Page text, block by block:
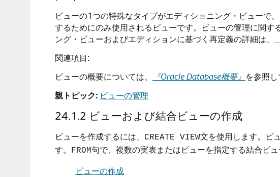
ビューの1つの特殊なタイプがエディショニング・ビューで
するためにのみ使用されるビューです。ビューの管理に関
ング・ビューおよびエディションに基づく再定義の詳細は、
関連項目:
ビューの概要については、
『Oracle Database概要』 を参照し
親トピック: ビューの管理
24.1.2 ビューおよび結合ビューの作成
ビューを作成するには、 CREATE VIEW文を使用します。ビ
す。
FROM句で、複数の実表またはビューを指定する結合ビュ
ビューの作成